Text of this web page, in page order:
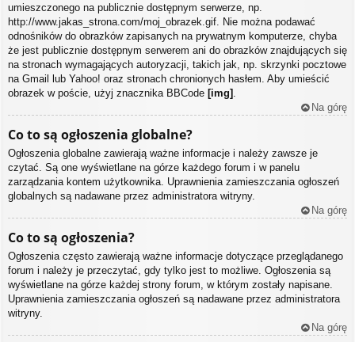
umieszczonego na publicznie dostępnym serwerze, np.
http://www.jakas_strona.com/moj_obrazek.gif. Nie można podawać
odnośników do obrazków zapisanych na prywatnym komputerze, chyba
że jest publicznie dostępnym serwerem ani do obrazków znajdujących się
na stronach wymagających autoryzacji, takich jak, np. skrzynki pocztowe
na Gmail lub Yahoo! oraz stronach chronionych hasłem. Aby umieścić
obrazek w poście, użyj znacznika BBCode [img]
Na górę
Co to są ogłoszenia globalne?
Ogłoszenia globalne zawierają ważne informacje i należy zawsze je
czytać. Są one wyświetlane na górze każdego forum i w panelu
zarządzania kontem użytkownika. Uprawnienia zamieszczania ogłoszeń
globalnych są nadawane przez administratora witryny.
Na górę
Co to są ogłoszenia?
Ogłoszenia często zawierają ważne informacje dotyczące przeglądanego
forum i należy je przeczytać, gdy tylko jest to możliwe. Ogłoszenia są
wyświetlane na górze każdej strony forum, w którym zostały napisane.
Uprawnienia zamieszczania ogłoszeń są nadawane przez administratora
witryny.
Na górę